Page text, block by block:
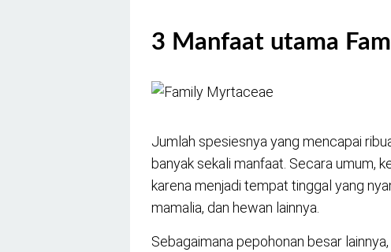
3 Manfaat utama
Jumlah spesiesnya yang mencapai
banyak sekali manfaat. Secara umum,
karena menjadi tempat tinggal yang
mamalia, dan hewan lainnya.
Sebagaimana pepohonan besar